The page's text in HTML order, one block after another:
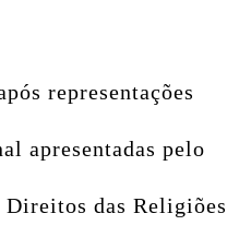
representações
apresentadas pelo
das Religiões